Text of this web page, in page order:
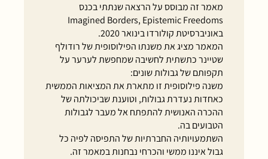
מאמר זה מבוסס על הרצאה שנתתי בכנס
Imagined Borders, Epistemic Freedoms
באוניברסיטת קולורדו בינואר 2020.
המאמר מציג את משנתו הפילוסופית של רודולף
שטיינר כתשתית לחשיבה שמחפשת לערער על
תקפותם של גבולות שונים:
משנה פילוסופית זו מתארת את המציאות הממשית
כאחדות נעדרת גבולות, וטוענת שביכולתה של
ההכרה האנושית להתפתח אל מעבר לגבולות
הטבועים בה.
השתמעויותיה החברתיות של התפיסה לפיה כל
גבול איננו ממשי והכרחי נבחנות במאמר זה.